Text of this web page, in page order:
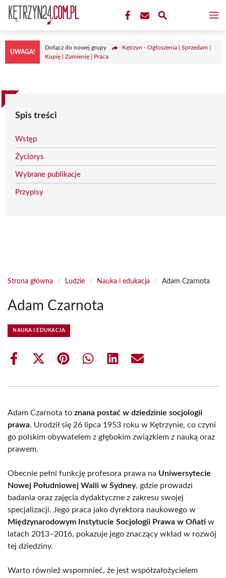
Przejdź
treści
UWAGA!
Dołącz do nowej grupy
Kętrzyn - Ogłoszenia | Sprzedam |
Kupię | Zamienię | Praca
Spis treści
Wstęp
Życiorys
Wybrane publikacje
Przypisy
Strona główna / Ludzie / Nauka i edukacja / Adam Czarnota
Adam Czarnota
NAUKA I EDUKACJA
Share
Share
(Twitter)
Share Share Share Share
Adam Czarnota to znana postać w dziedzinie socjologii
prawa. Urodził się 26 lipca 1953 roku w Kętrzynie, co czyni
go polskim obywatelem z głębokim związkiem z nauką oraz
prawem.
Obecnie pełni funkcję profesora prawa na Uniwersytecie
Nowej Południowej Walii w Sydney, gdzie prowadzi
badania oraz zajęcia dydaktyczne z zakresu swojej
specjalizacji. Jego praca jako dyrektora naukowego w
Międzynarodowym Instytucie Socjologii Prawa w Oñati w
latach 2013–2016, pokazuje jego znaczący wkład w rozwój
tej dziedziny.
Warto również wspomnieć, że jest współzałożycielem